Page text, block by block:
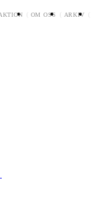
OM OSS ARKIV